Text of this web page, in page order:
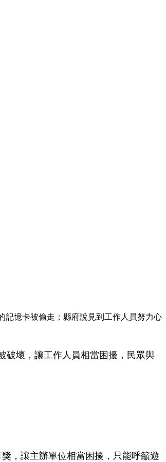
記憶卡被偷走；縣府說見到工作人員努力心
破壞，讓工作人員相當困擾，民眾與
，讓主辦單位相當困擾，只能呼籲遊